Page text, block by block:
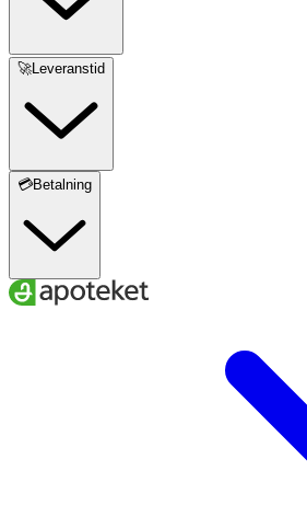
🚀Leveranstid
💳Betalning